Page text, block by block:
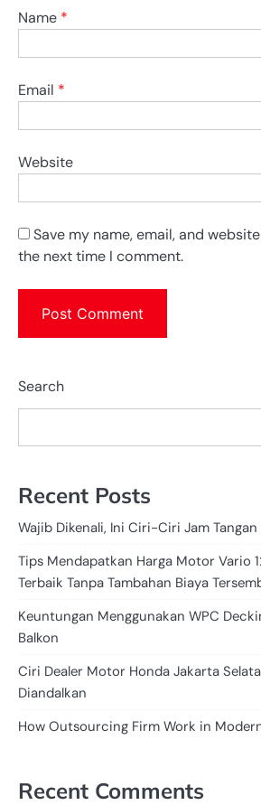
Name *
Email *
Website
Save my name, email, and
the next time I comment.
Search
Recent Posts
Wajib Dikenali, Ini Ciri-Ciri Jam
Tips Mendapatkan Harga Motor Vario
Terbaik Tanpa Tambahan Biaya
Keuntungan Menggunakan WPC
Balkon
Ciri Dealer Motor Honda Jakarta
Diandalkan
How Outsourcing Firm Work in
Recent Comments